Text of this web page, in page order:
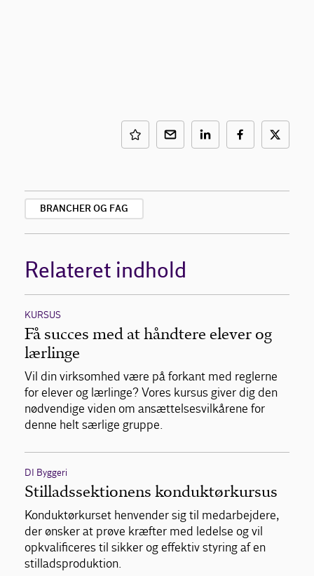
BRANCHER OG FAG
Relateret indhold
KURSUS
Få succes med at håndtere elever og
lærlinge
Vil din virksomhed være på forkant med reglerne
for elever og lærlinge? Vores kursus giver dig den
nødvendige viden om ansættelsesvilkårene for
denne helt særlige gruppe.
DI Byggeri
Stilladssektionens konduktørkursus
Konduktørkurset henvender sig til medarbejdere,
der ønsker at prøve kræfter med ledelse og vil
opkvalificeres til sikker og effektiv styring af en
stilladsproduktion.